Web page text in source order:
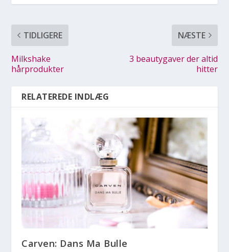
TIDLIGERE
Milkshake
hårprodukter
NÆSTE
3 beautygaver der altid
hitter
RELATEREDE INDLÆG
Carven: Dans Ma Bulle